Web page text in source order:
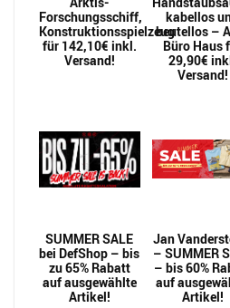
Forschungsschiff,
Konstruktionsspielzeug
für 142,10€ inkl.
Versand!
kabellos
beutellos –
Büro Haus
29,90€
Versand!
SUMMER SALE
bei DefShop – bis
zu 65% Rabatt
auf ausgewählte
Artikel!
Jan
– SUMMER
– bis 60%
auf
Artikel!